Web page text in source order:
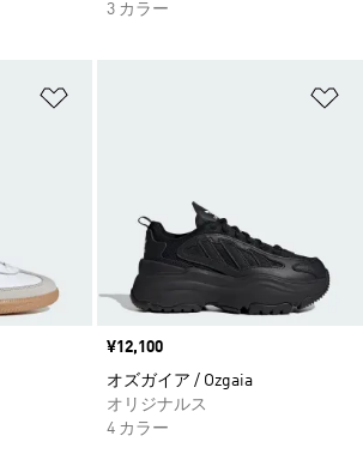
3 カラー
価格
¥12,100
オズガイア / Ozgaia
オリジナルス
4 カラー